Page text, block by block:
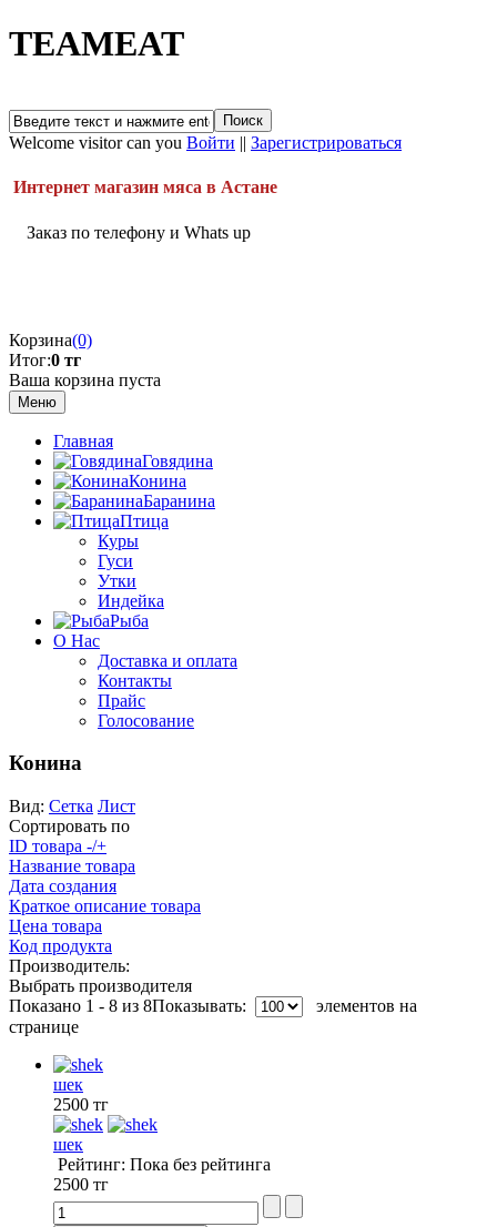
TEAMEAT
Welcome visitor can you Войти || Зарегистрироваться
Интернет магазин мяса в Астане
Заказ по телефону и Whats up
Корзина(0)
Итог:0 тг
Ваша корзина пуста
Меню
Главная
Говядина
Конина
Баранина
Птица
Куры
Гуси
Утки
Индейка
Рыба
О Нас
Доставка и оплата
Контакты
Прайс
Голосование
Конина
Вид: Сетка Лист
Сортировать по
ID товара -/+
Название товара
Дата создания
Краткое описание товара
Цена товара
Код продукта
Производитель:
Выбрать производителя
Показано 1 - 8 из 8Показывать:
элементов на
странице
шек
2500 тг
шек
Рейтинг: Пока без рейтинга
2500 тг